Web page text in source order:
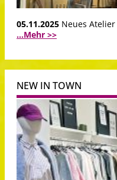
05.11.2025 Neues
...Mehr >>
NEW IN TOWN